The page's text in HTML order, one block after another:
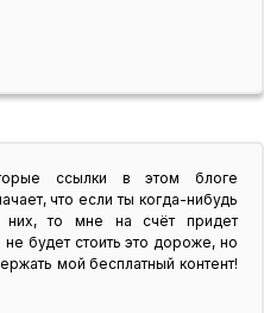
ссылки в этом блоге
что если ты когда-нибудь
них, то мне на счёт придет
будет стоить это дороже, но
мой бесплатный контент!